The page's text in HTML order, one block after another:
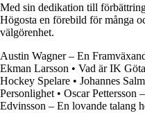
Med sin dedikation till
Högosta en förebild för många
välgörenhet.
Austin Wagner – En
Ekman Larsson • Vad är IK
Hockey Spelare • Johannes
Personlighet • Oscar Pettersson
Edvinsson – En lovande talang